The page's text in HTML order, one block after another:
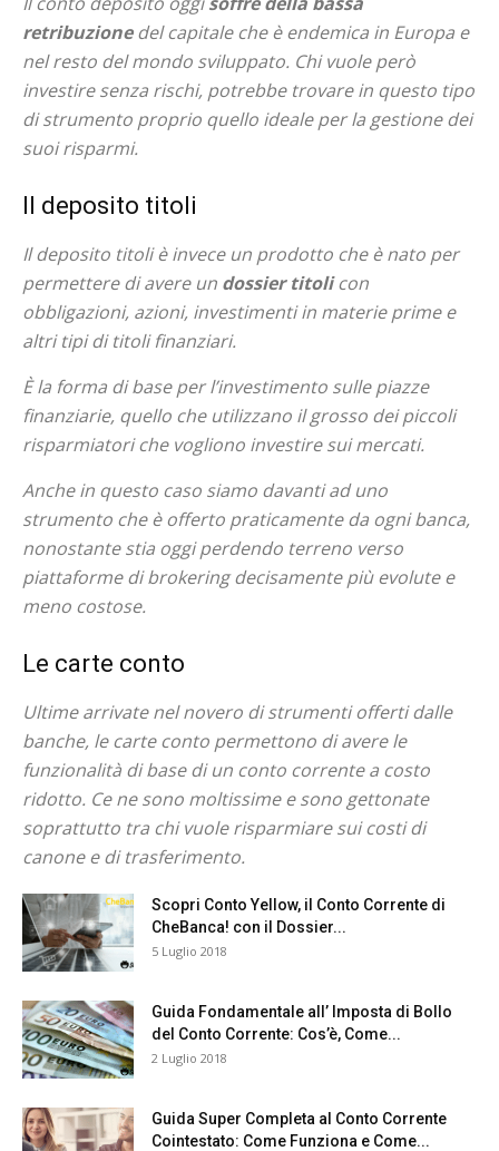
retribuzionedel capitale che è endemica in Europa e
nel resto del mondo sviluppato. Chi vuole però
investire senza rischi, potrebbe trovare in questo tipo
di strumento proprio quello ideale per la gestione dei
suoi risparmi.
Il deposito titoli
Il deposito titoli è invece un prodotto che è nato per
permettere di avere un dossier titolicon
obbligazioni, azioni, investimenti in materie prime e
altri tipi di titoli finanziari.
È la forma di base per l’investimento sulle piazze
finanziarie, quello che utilizzano il grosso dei piccoli
risparmiatori che vogliono investire sui mercati.
Anche in questo caso siamo davanti ad uno
strumento che è offerto praticamente da ogni banca,
nonostante stia oggi perdendo terreno verso
piattaforme di brokering decisamente più evolute e
meno costose.
Le carte conto
Ultime arrivate nel novero di strumenti offerti dalle
banche, le carte conto permettono di avere le
funzionalità di base di un conto corrente a costo
ridotto. Ce ne sono moltissime e sono gettonate
soprattutto tra chi vuole risparmiare sui costi di
canone e di trasferimento.
Scopri Conto Yellow, il Conto Corrente di
CheBanca! con il Dossier...
5 Luglio 2018
Guida Fondamentale all’ Imposta di Bollo
del Conto Corrente: Cos’è, Come...
2 Luglio 2018
Guida Super Completa al Conto Corrente
Cointestato: Come Funziona e Come...